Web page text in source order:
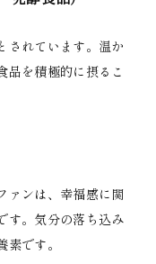
されています。温か
品を積極的に摂るこ
ァンは、幸福感に関
す。気分の落ち込み
です。